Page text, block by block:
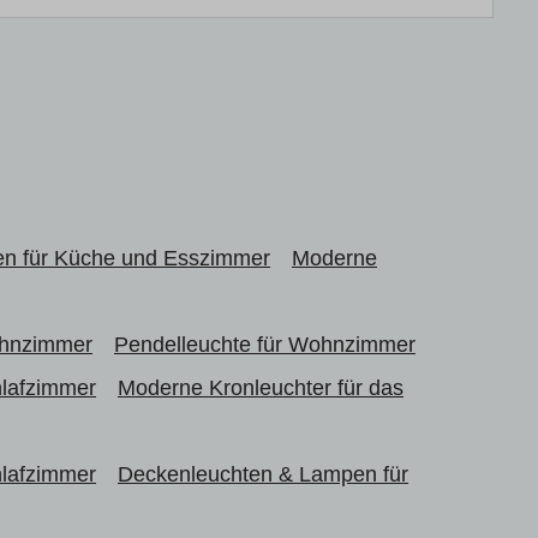
für Küche und Esszimmer
Moderne
Pendelleuchte für Wohnzimmer
Moderne Kronleuchter für das
Deckenleuchten & Lampen für